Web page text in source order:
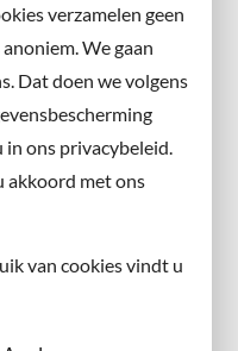
verzamelen geen
We gaan
Dat doen we volgens
ons privacybeleid.
akkoord met ons
van cookies vindt u